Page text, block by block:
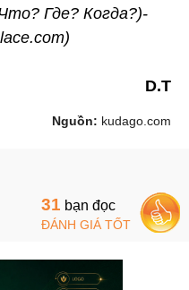
Где? Когда?)-
D.T
Nguồn: kudago.com
31 bạn đọc
ĐÁNH GIÁ TỐT